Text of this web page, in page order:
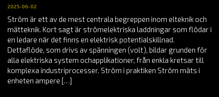
2025-06-02
Ström är ett av de mest centrala begreppen inom elteknik och
mätteknik. Kort sagt är strömelektriska laddningar som flödar i
en ledare när det finns en elektrisk potentialskillnad.
Dettaflöde, som drivs av spänningen (volt), bildar grunden för
alla elektriska system ochapplikationer, från enkla kretsar till
komplexa industriprocesser. Ström i praktiken Ström mäts i
enheten ampere […]